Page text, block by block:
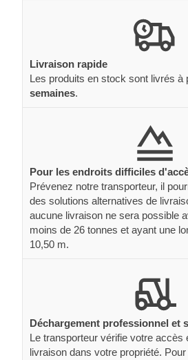
Livraison rapide
Les produits en stock sont livrés à
semaines.
Pour les endroits difficiles
Prévenez notre transporteur, il
des solutions alternatives de
aucune livraison ne sera possible
moins de 26 tonnes et ayant une
10,50 m.
Déchargement professionnel et
Le transporteur vérifie votre accès
livraison dans votre propriété.